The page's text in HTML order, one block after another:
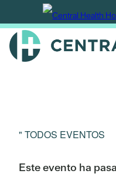
Ir
al
contenido
" TODOS EVENTOS
Este evento ha